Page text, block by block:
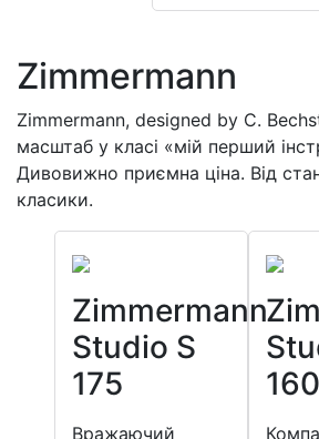
Zimmermann
Zimmermann, designed by C.
масштаб у класі «мій перший
Дивовижно приємна ціна. Від
класики.
Zimmermann
Studio S
175
Вражаючий
160